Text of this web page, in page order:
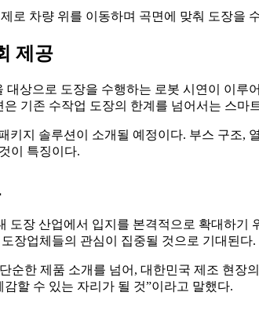
로 차량 위를 이동하며 곡면에 맞춰 도장을
제공
대상으로 도장을 수행하는 로봇 시연이 이
은 기존 수작업 도장의 한계를 넘어서는 스마
키지 솔루션 이 소개될 예정이다. 부스 구조,
이 특징이다.
도장 산업에서 입지를 본격적으로 확대하기
장업체들의 관심이 집중될 것으로 기대된다.
순한 제품 소개를 넘어, 대한민국 제조 현장
할 수 있는 자리가 될 것”이라고 말했다.